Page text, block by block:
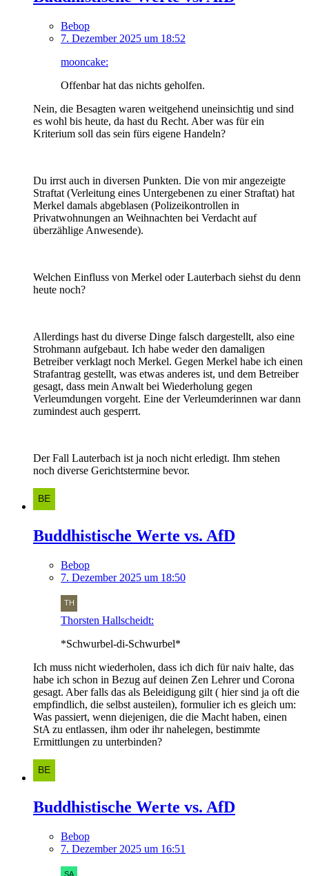
Bebop
7. Dezember 2025 um 18:52
mooncake:
Offenbar hat das nichts geholfen.
Nein, die Besagten waren weitgehend uneinsichtig und sind
es wohl bis heute, da hast du Recht. Aber was für ein
Kriterium soll das sein fürs eigene Handeln?
Du irrst auch in diversen Punkten. Die von mir angezeigte
Straftat (Verleitung eines Untergebenen zu einer Straftat) hat
Merkel damals abgeblasen (Polizeikontrollen in
Privatwohnungen an Weihnachten bei Verdacht auf
überzählige Anwesende).
Welchen Einfluss von Merkel oder Lauterbach siehst du denn
heute noch?
Allerdings hast du diverse Dinge falsch dargestellt, also eine
Strohmann aufgebaut. Ich habe weder den damaligen
Betreiber verklagt noch Merkel. Gegen Merkel habe ich einen
Strafantrag gestellt, was etwas anderes ist, und dem Betreiber
gesagt, dass mein Anwalt bei Wiederholung gegen
Verleumdungen vorgeht. Eine der Verleumderinnen war dann
zumindest auch gesperrt.
Der Fall Lauterbach ist ja noch nicht erledigt. Ihm stehen
noch diverse Gerichtstermine bevor.
Buddhistische Werte vs. AfD
Bebop
7. Dezember 2025 um 18:50
Thorsten Hallscheidt:
*Schwurbel-di-Schwurbel*
Ich muss nicht wiederholen, dass ich dich für naiv halte, das
habe ich schon in Bezug auf deinen Zen Lehrer und Corona
gesagt. Aber falls das als Beleidigung gilt ( hier sind ja oft die
empfindlich, die selbst austeilen), formulier ich es gleich um:
Was passiert, wenn diejenigen, die die Macht haben, einen
StA zu entlassen, ihm oder ihr nahelegen, bestimmte
Ermittlungen zu unterbinden?
Buddhistische Werte vs. AfD
Bebop
7. Dezember 2025 um 16:51